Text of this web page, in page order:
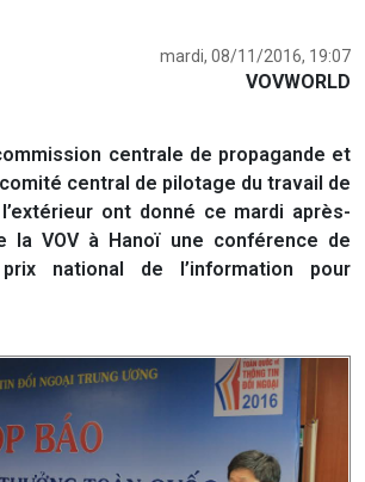
mardi, 08/11/2016, 19:07
VOVWORLD
centrale de propagande et
central de pilotage du travail de
ont donné ce mardi après-
la VOV à Hanoï une conférence de
national de l’information pour